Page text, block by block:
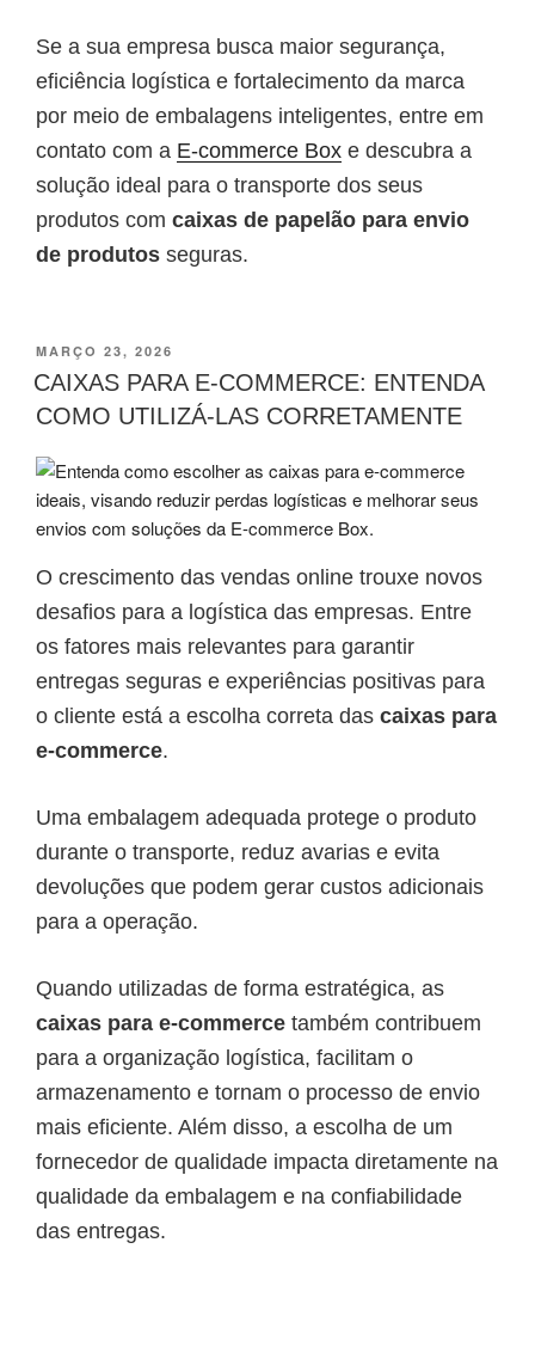
Se a sua empresa busca maior segurança,
eficiência logística e fortalecimento da marca
por meio de embalagens inteligentes, entre em
contato com a E-commerce Box e descubra a
solução ideal para o transporte dos seus
produtos com caixas de papelão para envio
de produtos seguras.
MARÇO 23, 2026
CAIXAS PARA E-COMMERCE: ENTENDA
COMO UTILIZÁ-LAS CORRETAMENTE
O crescimento das vendas online trouxe novos
desafios para a logística das empresas. Entre
os fatores mais relevantes para garantir
entregas seguras e experiências positivas para
o cliente está a escolha correta das caixas para
e-commerce.
Uma embalagem adequada protege o produto
durante o transporte, reduz avarias e evita
devoluções que podem gerar custos adicionais
para a operação.
Quando utilizadas de forma estratégica, as
caixas para e-commerce também contribuem
para a organização logística, facilitam o
armazenamento e tornam o processo de envio
mais eficiente. Além disso, a escolha de um
fornecedor de qualidade impacta diretamente na
qualidade da embalagem e na confiabilidade
das entregas.